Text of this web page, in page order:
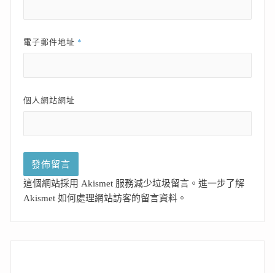
電子郵件地址 *
個人網站網址
這個網站採用 Akismet 服務減少垃圾留言。 進一步了解
Akismet 如何處理網站訪客的留言資料 。